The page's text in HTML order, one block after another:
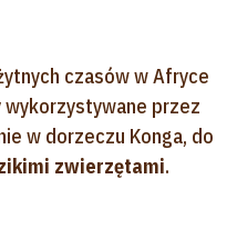
czasów w Afryce
wykorzystywane przez
w dorzeczu Konga, do
zwierzętami.